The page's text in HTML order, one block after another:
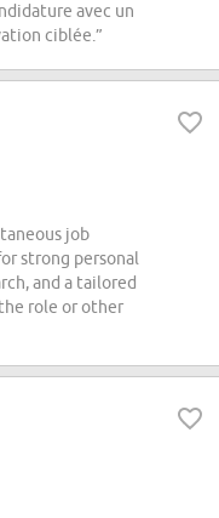
avec un
ciblée.”
job
strong personal
and a tailored
role or other